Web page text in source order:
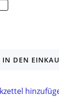
IN DEN